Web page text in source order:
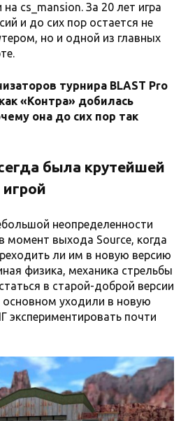
cs_mansion. За 20 лет игра
и до сих пор остается не
но и одной из главных
турнира BLAST Pro
«Контра» добилась
она до сих пор так
была крутейшей
игрой
неопределенности
выхода Source, когда
ли им в новую версию
физика, механика стрельбы
в старой-доброй версии
основном уходили в новую
экспериментировать почти